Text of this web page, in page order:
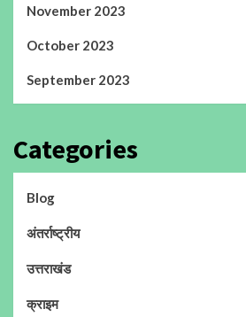
November 2023
October 2023
September 2023
Categories
Blog
अंतर्राष्ट्रीय
उत्तराखंड
क्राइम